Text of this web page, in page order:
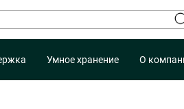
Умное хранение О